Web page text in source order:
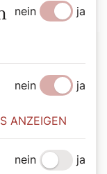
Spitzer.
nein ja
nein ja
ANZEIGEN
nein ja